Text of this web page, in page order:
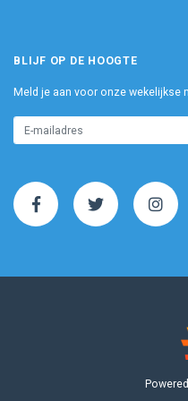
BLIJF OP DE HOOGTE
Meld je aan voor onze wekelijkse